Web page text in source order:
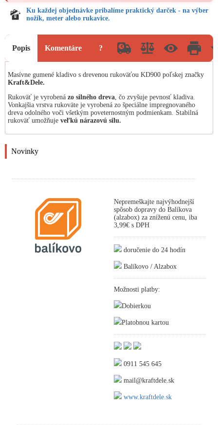
Ku každej objednávke pribalíme praktický darček - na výber
nožík, meter alebo rukavice.
Popis Komentáre ?
Masívne gumené kladivo s drevenou rukoväťou KD900 poľskej značky
Kraft&Dele.
Rukoväť je vyrobená zo silného dreva, čo zvyšuje pevnosť kladiva.
Vonkajšia vrstva rukoväte je vyrobená zo špeciálne impregnovaného
dreva odolného voči všetkým poveternostným podmienkam. Stabilná
rukoväť umožňuje veľkú nárazovú silu.
Novinky
Nepremeškajte najvýhodnejší
spôsob dopravy do Balíkova
(alzabox) za zníženú cenu, iba
3,99€ s DPH
doručenie do 24 hodín
Balíkovo / Alzabox
Možnosti platby:
Dobierkou
Platobnou kartou
0911 545 645
mail@kraftdele.sk
www.kraftdele.sk